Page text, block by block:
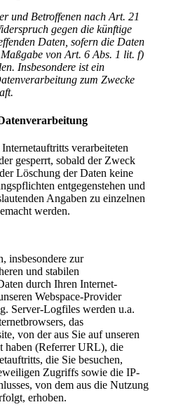
und Betroffenen nach Art. 21
gegen die künftige
Daten, sofern die Daten
von Art. 6 Abs. 1 lit. f)
Insbesondere ist ein
zum Zwecke
verarbeiteten
gesperrt, sobald der Zweck
Löschung der Daten keine
entgegenstehen und
Angaben zu einzelnen
werden.
insbesondere zur
und stabilen
durch Ihren Internet-
Webspace-Provider
Server-Logfiles werden u.a.
das
von der aus Sie auf unseren
haben (Referrer URL), die
die Sie besuchen,
Zugriffs sowie die IP-
von dem aus die Nutzung
erhoben.